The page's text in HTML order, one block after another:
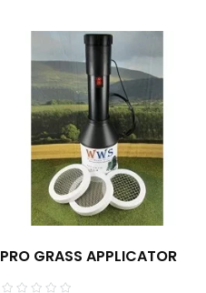
PRO GRASS APPLICATOR